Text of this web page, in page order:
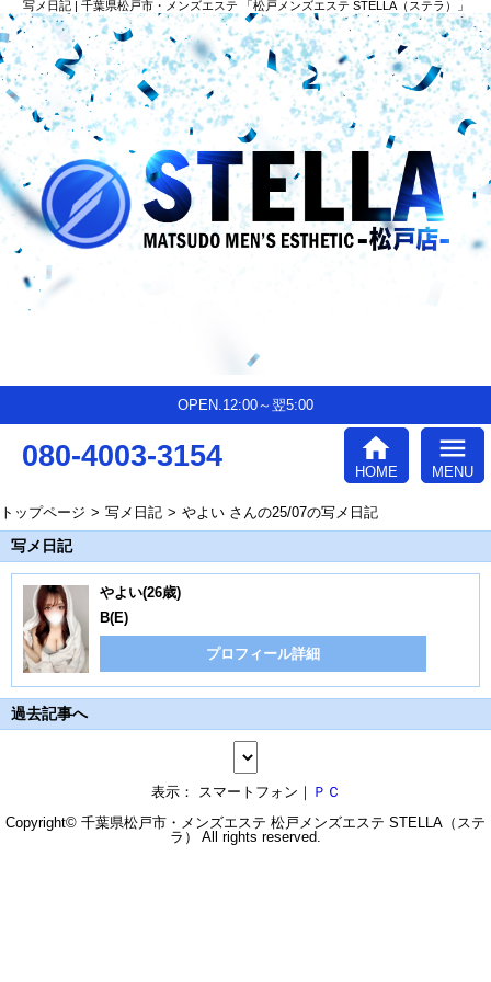
写メ日記 | 千葉県松戸市・メンズエステ 「松戸メンズエステ STELLA（ステラ）」
OPEN.12:00～翌5:00
080-4003-3154 home
HOME
menu
MENU
トップページ 写メ日記 やよい さんの25/07の写メ日記
写メ日記
やよい(26歳)
B(E)
プロフィール詳細
過去記事へ
表示： スマートフォン｜ ＰＣ
Copyright© 千葉県松戸市・メンズエステ 松戸メンズエステ STELLA（ステ
ラ）
All rights reserved.